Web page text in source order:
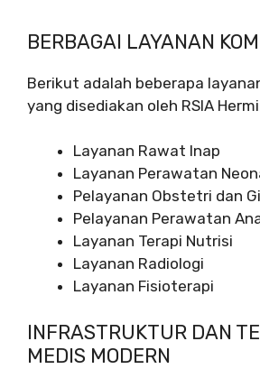
BERBAGAI LAYANAN
Berikut adalah beberapa
yang disediakan oleh RSIA
Layanan Rawat Inap
Layanan Perawatan
Pelayanan Obstetri dan
Pelayanan Perawatan
Layanan Terapi Nutrisi
Layanan Radiologi
Layanan Fisioterapi
INFRASTRUKTUR DAN
MEDIS MODERN